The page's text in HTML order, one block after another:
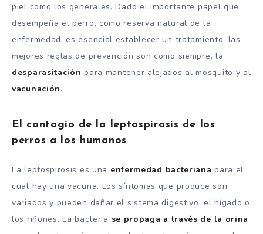
piel como los generales. Dado el importante papel que
desempeña el perro, como reserva natural de la
enfermedad, es esencial establecer un tratamiento, las
mejores reglas de prevención son como siempre, la
desparasitación para mantener alejados al mosquito y al
vacunación.
El contagio de la leptospirosis de los
perros a los humanos
La leptospirosis es una enfermedad bacteriana para el
cual hay una vacuna. Los síntomas que produce son
variados y pueden dañar el sistema digestivo, el hígado o
los riñones. La bacteria se propaga a través de la orina